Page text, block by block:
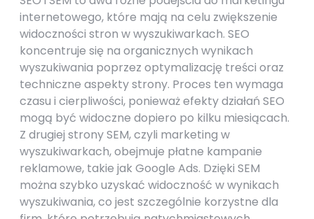
internetowego, które mają na celu zwiększenie
widoczności stron w wyszukiwarkach. SEO
koncentruje się na organicznych wynikach
wyszukiwania poprzez optymalizację treści oraz
techniczne aspekty strony. Proces ten wymaga
czasu i cierpliwości, ponieważ efekty działań SEO
mogą być widoczne dopiero po kilku miesiącach.
Z drugiej strony SEM, czyli marketing w
wyszukiwarkach, obejmuje płatne kampanie
reklamowe, takie jak Google Ads. Dzięki SEM
można szybko uzyskać widoczność w wynikach
wyszukiwania, co jest szczególnie korzystne dla